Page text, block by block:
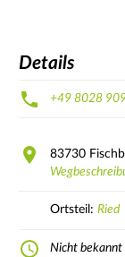
Details
+49 8028
83730
Ortsteil: Ried
Nicht bekannt